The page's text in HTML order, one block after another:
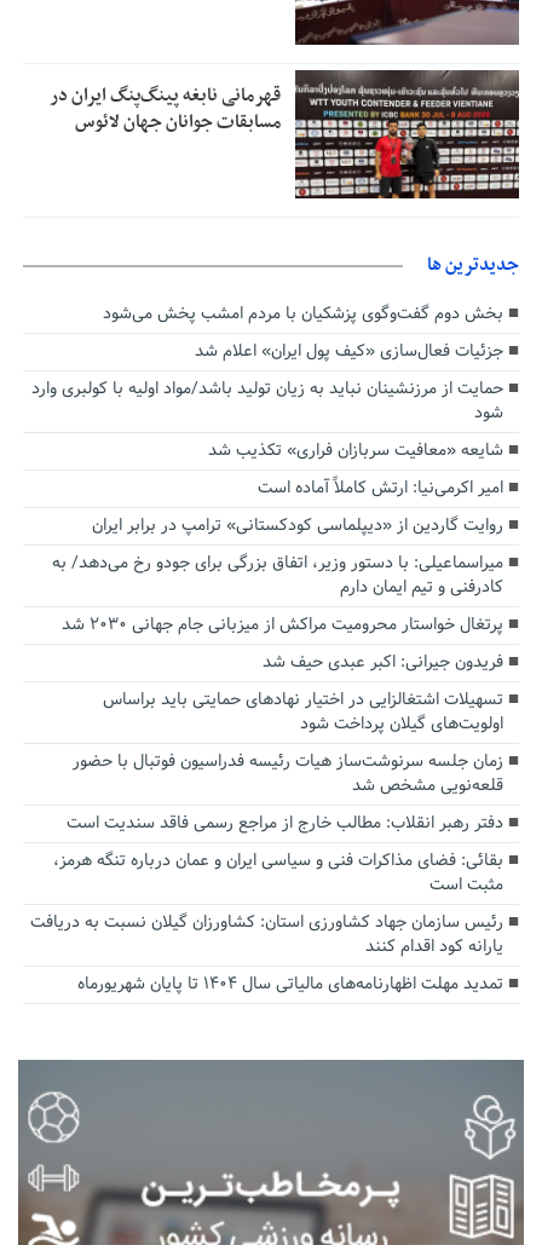
قهرمانی نابغه پینگ‌پنگ ایران در
مسابقات جوانان جهان لائوس
جديدترين ها
بخش دوم گفت‌وگوی پزشکیان با مردم امشب پخش می‌شود
جزئیات فعال‌سازی «کیف پول ایران» اعلام شد
حمایت از مرزنشینان نباید به زیان تولید باشد/مواد اولیه با کولبری وارد
شود
شایعه «معافیت سربازان فراری» تکذیب شد
امیر اکرمی‌نیا: ارتش کاملاً آماده است
روایت گاردین از «دیپلماسی کودکستانی» ترامپ در برابر ایران
میراسماعیلی: با دستور وزیر، اتفاق بزرگی برای جودو رخ می‌دهد/ به
کادرفنی و تیم ایمان دارم
پرتغال خواستار محرومیت مراکش از میزبانی جام جهانی ۲۰۳۰ شد
فریدون جیرانی: اکبر عبدی حیف شد
تسهیلات اشتغالزایی در اختیار نهادهای حمایتی باید براساس
اولویت‌های گیلان پرداخت شود
زمان جلسه سرنوشت‌ساز هیات رئیسه فدراسیون فوتبال با حضور
قلعه‌نویی مشخص شد
دفتر رهبر انقلاب: مطالب خارج از مراجع رسمی فاقد سندیت است
بقائی: فضای مذاکرات فنی و سیاسی ایران و عمان درباره تنگه هرمز،
مثبت است
رئیس سازمان جهاد کشاورزی استان: کشاورزان گیلان نسبت به دریافت
یارانه کود اقدام کنند
تمدید مهلت اظهارنامه‌های مالیاتی سال ۱۴۰۴ تا پایان شهریورماه